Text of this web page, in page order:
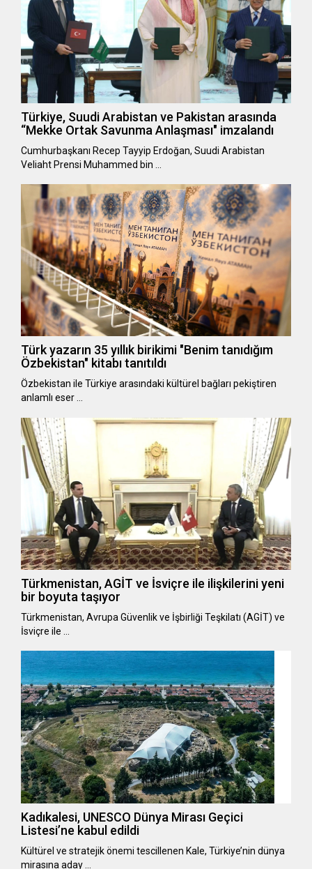
Türkiye, Suudi Arabistan ve Pakistan arasında
“Mekke Ortak Savunma Anlaşması" imzalandı
Cumhurbaşkanı Recep Tayyip Erdoğan, Suudi Arabistan
Veliaht Prensi Muhammed bin …
Türk yazarın 35 yıllık birikimi "Benim tanıdığım
Özbekistan" kitabı tanıtıldı
Özbekistan ile Türkiye arasındaki kültürel bağları pekiştiren
anlamlı eser …
Türkmenistan, AGİT ve İsviçre ile ilişkilerini yeni
bir boyuta taşıyor
Türkmenistan, Avrupa Güvenlik ve İşbirliği Teşkilatı (AGİT) ve
İsviçre ile …
Kadıkalesi, UNESCO Dünya Mirası Geçici
Listesi’ne kabul edildi
Kültürel ve stratejik önemi tescillenen Kale, Türkiye’nin dünya
mirasına aday …